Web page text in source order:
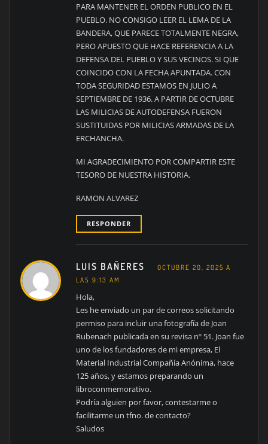
PARA MANTENER EL ORDEN PUBLICO EN EL
PUEBLO. NO CONSIGO LEER EL LEMA DE LA
BANDERA, QUE PARECE TOTALMENTE NEGRA,
PERO APUESTO QUE HACE REFERENCIA A LA
DEFENSA DEL PUEBLO Y SUS VECINOS. SI QUE
COINCIDO CON LA FECHA APUNTADA. CON
TODA SEGURIDAD ESTAMOS EN JULIO A
SEPTIEMBRE DE 1936. A PARTIR DE OCTUBRE
LAS MILICIAS DE AUTODEFENSA FUERON
SUSTITUIDAS POR MILICIAS ARMADAS DE LA
ERCHANCHA.
MI AGRADECIMIENTO POR COMPARTIR ESTE
TESORO DE NUESTRA HISTORIA.
RAMON ALVAREZ
RESPONDER
LUIS BAÑERES
OCTUBRE 20, 2025 A
LAS 9:13 AM
Hola,
Les he enviado un par de correos solicitando
permiso para incluir una fotografía de Joan
Rubenach publicada en su revisa nº 51. Joan fue
uno de los fundadores de mi empresa, El
Material Industrial Compañía Anónima, hace
125 años, y estamos preparando un
libroconmemorativo.
Podría alguien por favor, contestarme o
facilitarme un tfno. de contacto?
Saludos